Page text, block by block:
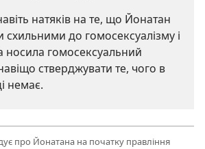
натяків на те, що Йонатан
до гомосексуалізму і
носила гомосексуальний
стверджувати те, чого в
немає.
про Йонатана на початку правління